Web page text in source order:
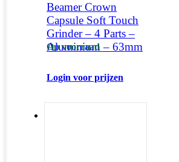
Beamer Crown
Capsule Soft Touch
Grinder – 4 Parts –
Aluminium – 63mm
Op voorraad
Login voor prijzen